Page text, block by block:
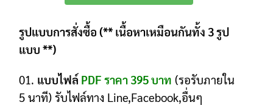
รูปแบบการสั่งซื้อ (** เนื้อหาเหมือนกันทั้ง 3 รูป
แบบ **)
01. แบบไฟล์ PDF ราคา 395 บาท (รอรับภายใน
5 นาที) รับไฟล์ทาง Line,Facebook,อื่นๆ